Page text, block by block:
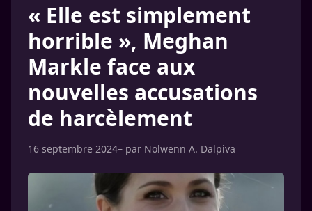
« Elle est simplement
horrible », Meghan
Markle face aux
nouvelles accusations
de harcèlement
16 septembre 2024– par Nolwenn A. Dalpiva